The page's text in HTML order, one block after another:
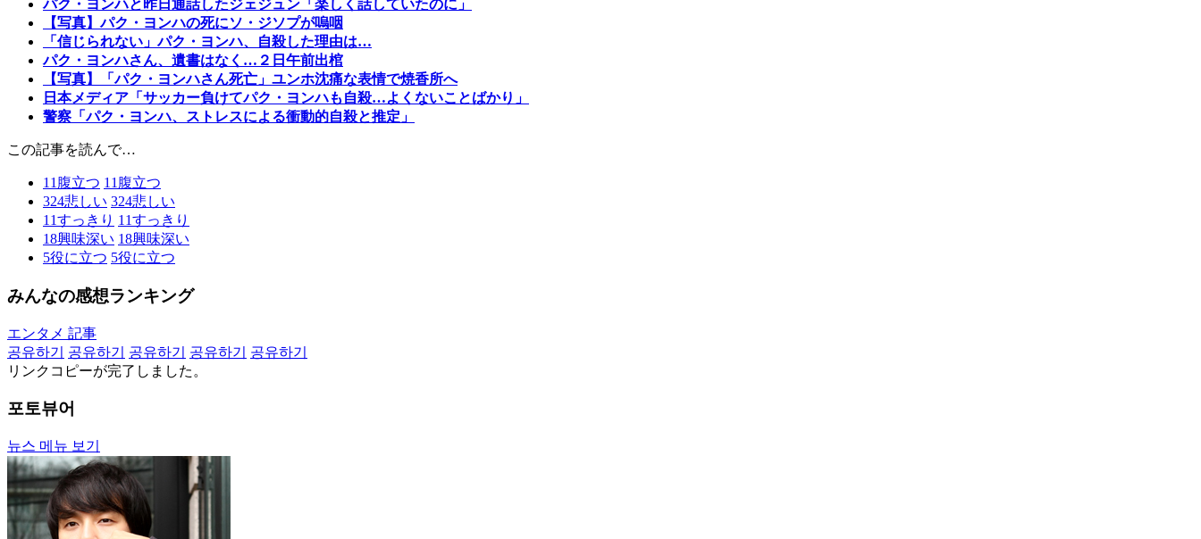
パク・ヨンハと昨日通話したジェジュン「楽しく話していたのに」
【写真】パク・ヨンハの死にソ・ジソプが嗚咽
「信じられない」パク・ヨンハ、自殺した理由は…
パク・ヨンハさん、遺書はなく…２日午前出棺
【写真】「パク・ヨンハさん死亡」ユンホ沈痛な表情で焼香所へ
日本メディア「サッカー負けてパク・ヨンハも自殺…よくないことばかり」
警察「パク・ヨンハ、ストレスによる衝動的自殺と推定」
この記事を読んで…
11 腹立つ 11 腹立つ
324悲しい 324悲しい
11すっきり 11すっきり
18興味深い 18興味深い
5役に立つ 5役に立つ
みんなの感想ランキング
エンタメ 記事
공유하기
공유하기 공유하기 공유하기
공유하기
リンクコピーが完了しました。
포토뷰어
뉴스 메뉴 보기